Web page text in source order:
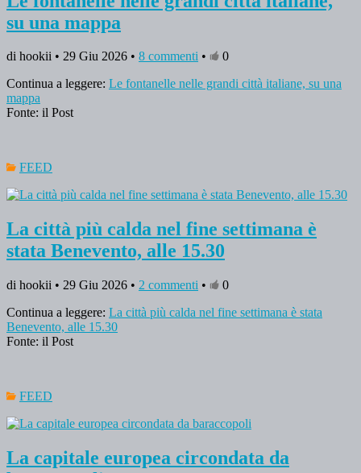
su una mappa
di hookii • 29 Giu 2026 • 8 commenti •
0
Continua a leggere: Le fontanelle nelle grandi città italiane, su una
mappa
Fonte: il Post
FEED
La città più calda nel fine settimana è
stata Benevento, alle 15.30
di hookii • 29 Giu 2026 • 2 commenti •
0
Continua a leggere: La città più calda nel fine settimana è stata
Benevento, alle 15.30
Fonte: il Post
FEED
La capitale europea circondata da